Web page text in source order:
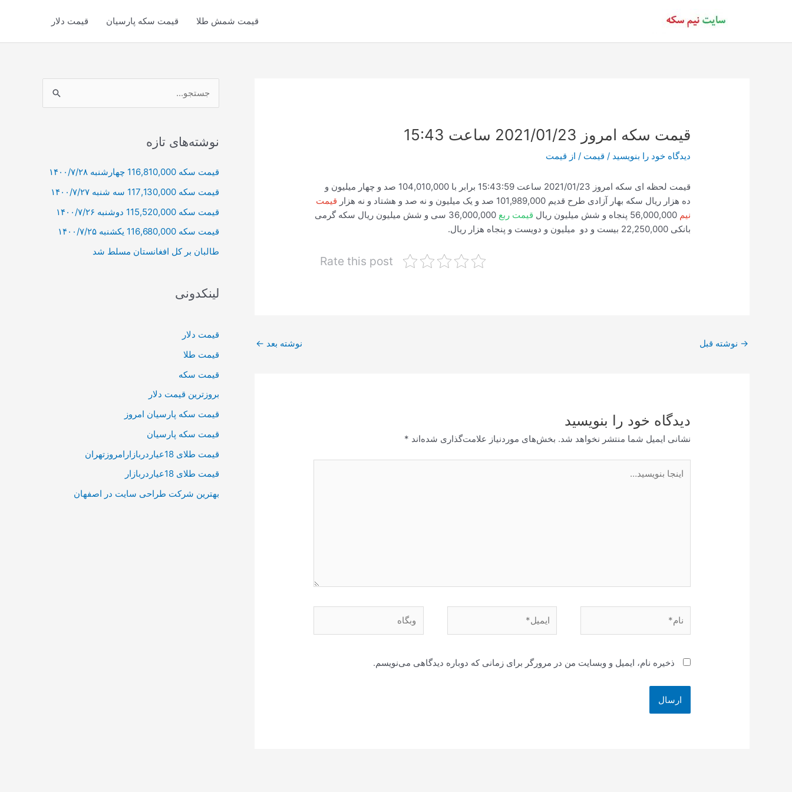
قیمت شمش طلا قیمت سکه پارسیان قیمت دلار
قیمت سکه امروز 2021/01/23 ساعت 15:43
دیدگاه‌ خود را بنویسید / قیمت / از قیمت
قیمت لحظه ای سکه امروز 2021/01/23 ساعت 15:43:59 برابر با 104,010,000 صد و چهار میلیون و
ده هزار ریال سکه بهار آزادی طرح قدیم 101,989,000 صد و یک میلیون و نه صد و هشتاد و نه هزار
قیمت
نیم 56,000,000 پنجاه و شش میلیون ریال قیمت ربع
36,000,000 سی و شش میلیون ریال سکه گرمی
بانکی 22,250,000 بیست و دو میلیون و دویست و پنجاه هزار ریال.
Rate this post
پیمایش
→ نوشته قبل نوشته بعد ←
دیدگاه‌ خود را بنویسید
نشانی ایمیل شما منتشر نخواهد شد. بخش‌های موردنیاز علامت‌گذاری شده‌اند *
بنویسید…
ذخیره نام، ایمیل و وبسایت من در مرورگر برای زمانی که دوباره دیدگاهی می‌نویسم.
ج
ب
ر
ا
ی
نوشته‌های تازه
قیمت سکه 116,810,000 چهارشنبه ۱۴۰۰/۷/۲۸
قیمت سکه 117,130,000 سه شنبه ۱۴۰۰/۷/۲۷
قیمت سکه 115,520,000 دوشنبه ۱۴۰۰/۷/۲۶
قیمت سکه 116,680,000 یکشنبه ۱۴۰۰/۷/۲۵
طالبان بر كل افغانستان مسلط شد
لینکدونی
قیمت دلار
قیمت طلا
قیمت سکه
بروزترین قیمت دلار
قیمت سکه پارسیان امروز
قیمت سکه پارسیان
قیمت طلای 18عیاردربازارامروزتهران
قیمت طلای 18عیاردربازار
بهترین شرکت طراحی سایت در اصفهان